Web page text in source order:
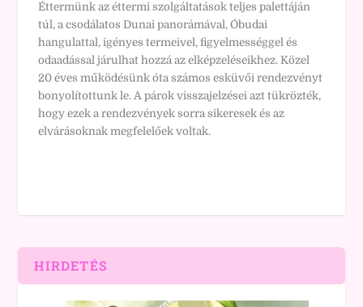
Éttermünk az éttermi szolgáltatások teljes palettáján
túl, a csodálatos Dunai panorámával, Óbudai
hangulattal, igényes termeivel, figyelmességgel és
odaadással járulhat hozzá az elképzeléseikhez. Közel
20 éves működésünk óta számos esküvői rendezvényt
bonyolítottunk le. A párok visszajelzései azt tükrözték,
hogy ezek a rendezvények sorra sikeresek és az
elvárásoknak megfelelőek voltak.
HIRDETÉS